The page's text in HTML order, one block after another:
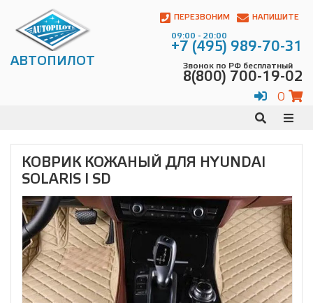
АВТОПИЛОТ
ПЕРЕЗВОНИМ НАПИШИТЕ
09:00 - 20:00
+7 (495) 989-70-31
Звонок по РФ бесплатный
8(800) 700-19-02
0
КОВРИК КОЖАНЫЙ ДЛЯ HYUNDAI
SOLARIS I SD
Контакты:
Адрес:
Чагинская
700-
Телефон:+7
(495)
989-
Электронная
почта:
info@avtopilot1.ru